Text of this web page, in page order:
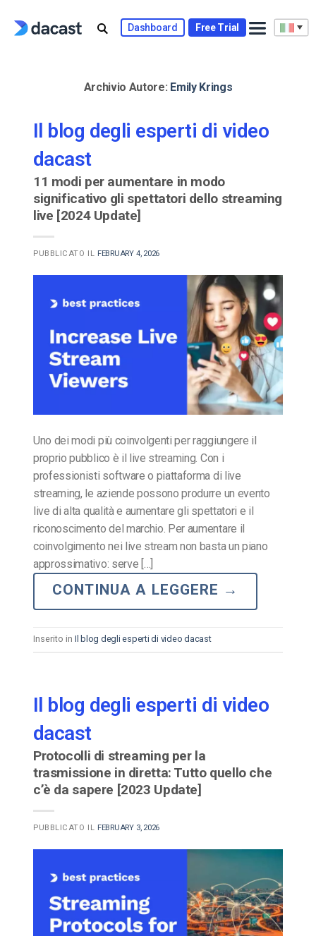
Dashboard Free Trial
Archivio Autore: Emily Krings
Il blog degli esperti di video
dacast
11 modi per aumentare in modo
significativo gli spettatori dello streaming
live [2024 Update]
PUBBLICATO IL FEBRUARY 4, 2026
Uno dei modi più coinvolgenti per raggiungere il
proprio pubblico è il live streaming. Con i
professionisti software o piattaforma di live
streaming, le aziende possono produrre un evento
live di alta qualità e aumentare gli spettatori e il
riconoscimento del marchio. Per aumentare il
coinvolgimento nei live stream non basta un piano
approssimativo: serve […]
CONTINUA A LEGGERE →
Inserito in Il blog degli esperti di video dacast
Il blog degli esperti di video
dacast
Protocolli di streaming per la
trasmissione in diretta: Tutto quello che
c’è da sapere [2023 Update]
PUBBLICATO IL FEBRUARY 3, 2026